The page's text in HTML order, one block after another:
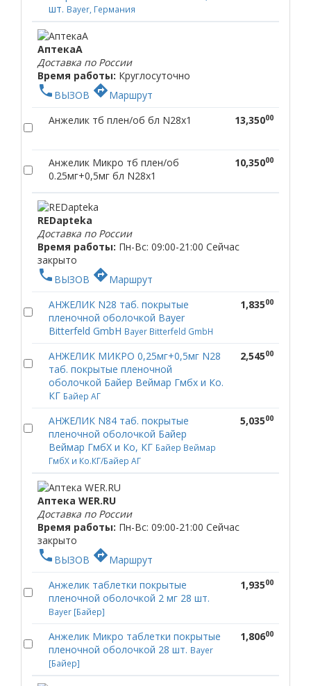
шт. Bayer, Германия
АптекаА
Доставка по России
Время работы: Круглосуточно
phone ВЫЗОВ directionsМаршрут
Анжелик тб плен/об бл N28x1
13,35000
Анжелик Микро тб плен/об
0.25мг+0,5мг бл N28x1
10,35000
REDapteka
Доставка по России
Время работы: Пн-Вс: 09:00-21:00 Сейчас
закрыто
phone ВЫЗОВ directionsМаршрут
АНЖЕЛИК N28 таб. покрытые
пленочной оболочкой Bayer
Bitterfeld GmbH Bayer Bitterfeld GmbH
1,83500
АНЖЕЛИК МИКРО 0,25мг+0,5мг N28
таб. покрытые пленочной
оболочкой Байер Веймар Гмбх и Ко.
КГ Байер АГ
2,54500
АНЖЕЛИК N84 таб. покрытые
пленочной оболочкой Байер
Веймар ГмбХ и Ко, КГ Байер Веймар
ГмбХ и Ко.КГ/Байер АГ
5,03500
Аптека WER.RU
Доставка по России
Время работы: Пн-Вс: 09:00-21:00 Сейчас
закрыто
phone ВЫЗОВ directionsМаршрут
Анжелик таблетки покрытые
пленочной оболочкой 2 мг 28 шт.
Bayer [Байер]
1,93500
Анжелик Микро таблетки покрытые
пленочной оболочкой 28 шт. Bayer
[Байер]
1,80600